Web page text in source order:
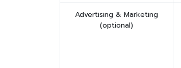
Advertising & Marketing
(optional)